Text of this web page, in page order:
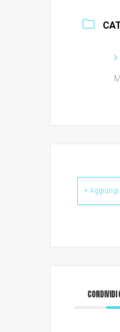
+ Aggiungi
CONDIVIDI